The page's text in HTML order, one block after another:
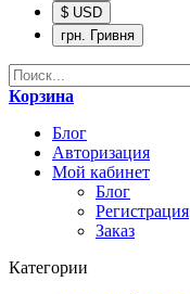
$ USD
грн. Гривня
Корзина
Блог
Авторизация
Мой кабинет
Блог
Регистрация
Заказ
Категории